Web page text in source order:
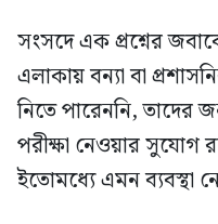
সংসদে এক প্রশ্নের
এলাকায় বন্যা বা
নিতে পারেননি, তাদের
পরীক্ষা নেওয়ার সুযোগ
ইতোমধ্যে এমন ব্যবস্থা